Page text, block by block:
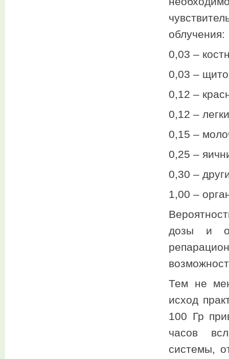
облучения:
0,03 –
0,03 –
0,12 –
0,12 –
0,15 –
0,25 –
0,30 –
1,00 –
дозы и
Тем не
исход
100 Гр
часов
системы,